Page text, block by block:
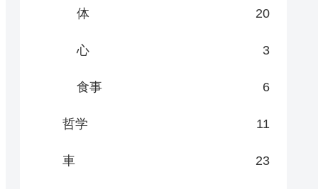
体 20
心 3
食事 6
哲学 11
車 23